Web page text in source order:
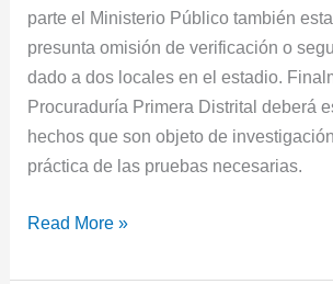
parte el Ministerio Público también
presunta omisión de verificación o
dado a dos locales en el estadio.
Procuraduría Primera Distrital deberá
hechos que son objeto de
práctica de las pruebas necesarias.
Read More »